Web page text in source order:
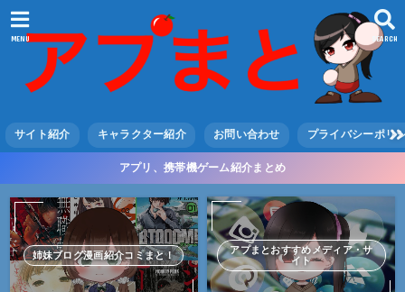
SEARCH
MENU
サイト紹介 キャラクター紹介 お問い合わせ プライバシーポリ
アプリ、携帯機ゲーム紹介まとめ
姉妹ブログ漫画紹介コミまと！
アプまとおすすめメディア・サ
イト